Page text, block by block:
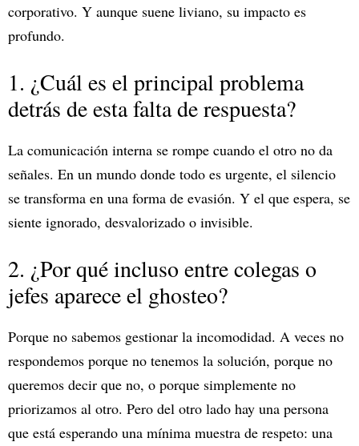
corporativo. Y aunque suene liviano, su impacto es
profundo.
1. ¿Cuál es el principal problema
detrás de esta falta de respuesta?
La comunicación interna se rompe cuando el otro no da
señales. En un mundo donde todo es urgente, el silencio
se transforma en una forma de evasión. Y el que espera, se
siente ignorado, desvalorizado o invisible.
2. ¿Por qué incluso entre colegas o
jefes aparece el ghosteo?
Porque no sabemos gestionar la incomodidad. A veces no
respondemos porque no tenemos la solución, porque no
queremos decir que no, o porque simplemente no
priorizamos al otro. Pero del otro lado hay una persona
que está esperando una mínima muestra de respeto: una